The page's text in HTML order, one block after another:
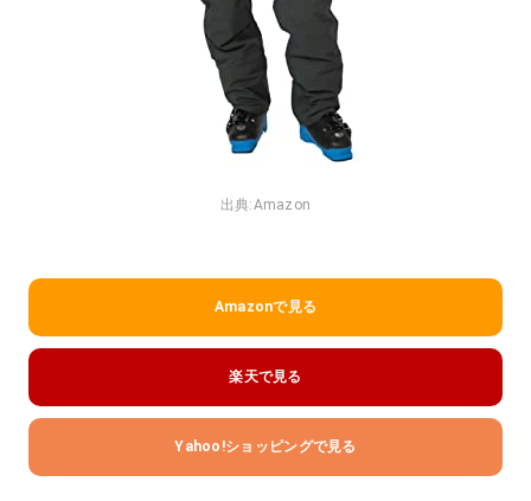
出典:Amazon
Amazonで見る
楽天で見る
Yahoo!ショッピングで見る